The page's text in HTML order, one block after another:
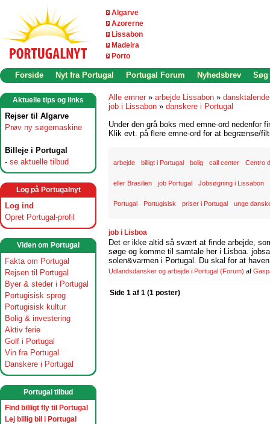
Algarve
Azorerne
Lissabon
Madeira
Porto
Forside Nyt fra Portugal Portugal Forum Nyhedsbrev Søg
Aktuelle tips og links
Rejser til Algarve
Prøv ny søgemaskine
Billeje i Portugal
- se aktuelle tilbud
Log på Portugalnyt
Log ind
Opret Portugal-profil
Viden om Portugal
Fakta om Portugal
Rejsen til Portugal
Byer & steder i Portugal
Portugisisk sprog
Portugisisk kultur
Bolig & investering
Aktiv ferie
Golf i Portugal
Vin fra Portugal
Danskere i Portugal
Portugal tilbud
Find billigt fly til Portugal
Lej billig bil i Portugal
Alle emner » arbejde Lissabon »
job i Lissabon » danskere i Portugal
Under den grå boks med emne-ord nedenfor
Klik evt. på flere emne-ord for at begrænse/
arbejde billigt i Portugal bolig call center Centro
eller Brasilien job Portugal Jobsøgning i Lissabon
Portugal Portugisisk priser i Portugal unge
job i Lisboa
Det er ikke altid så svært at finde arbejde,
søge og komme til samtale her i Lisboa.
solen&varmen i Portugal. Du skal for at
Udlandsdansker og arbejde i Portugal (Forum) af
Side 1 af 1 (1 poster)